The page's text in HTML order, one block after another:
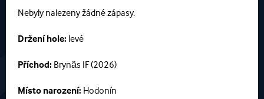
Nebyly nalezeny žádné zápasy.
Držení hole: levé
Příchod: Brynäs IF (2026)
Místo narození: Hodonín